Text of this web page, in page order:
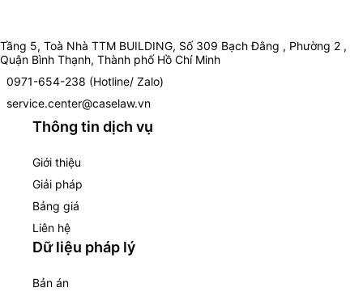
Tầng 5, Toà Nhà TTM BUILDING, Số 309 Bạch Đằng , Phường 2 ,
Quận Bình Thạnh, Thành phố Hồ Chí Minh
0971-654-238 (Hotline/ Zalo)
service.center@caselaw.vn
Thông tin dịch vụ
Giới thiệu
Giải pháp
Bảng giá
Liên hệ
Dữ liệu pháp lý
Bản án